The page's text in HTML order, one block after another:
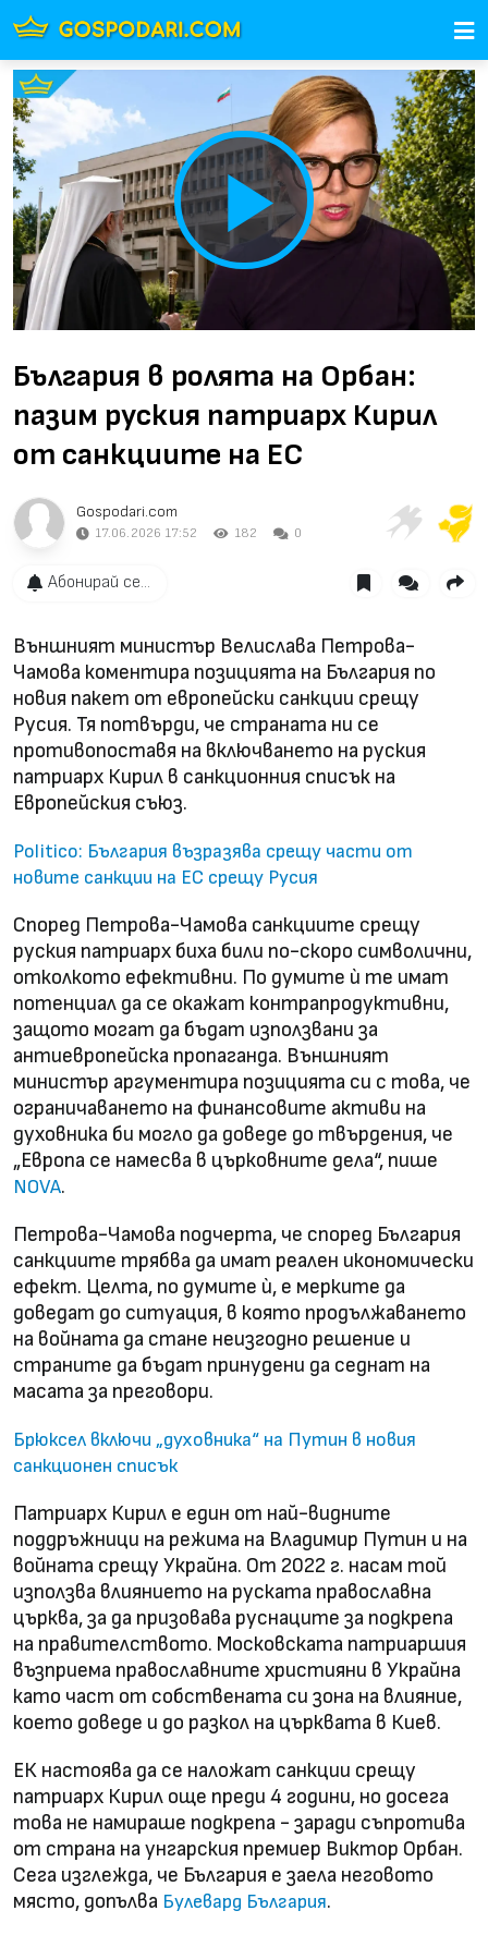
Play
Video
България в ролята на Орбан:
пазим руския патриарх Кирил
от санкциите на ЕС
Gospodari.com
17.06.2026 17:52 182 0
Абонирай се...
Външният министър Велислава Петрова-
Чамова коментира позицията на България по
новия пакет от европейски санкции срещу
Русия. Тя потвърди, че страната ни се
противопоставя на включването на руския
патриарх Кирил в санкционния списък на
Европейския съюз.
Politico: България възразява срещу части от
новите санкции на ЕС срещу Русия
Според Петрова-Чамова санкциите срещу
руския патриарх биха били по-скоро символични,
отколкото ефективни. По думите ѝ те имат
потенциал да се окажат контрапродуктивни,
защото могат да бъдат използвани за
антиевропейска пропаганда. Външният
министър аргументира позицията си с това, че
ограничаването на финансовите активи на
духовника би могло да доведе до твърдения, че
„Европа се намесва в църковните дела“, пише
NOVA.
Петрова-Чамова подчерта, че според България
санкциите трябва да имат реален икономически
ефект. Целта, по думите ѝ, е мерките да
доведат до ситуация, в която продължаването
на войната да стане неизгодно решение и
страните да бъдат принудени да седнат на
масата за преговори.
Брюксел включи „духовника“ на Путин в новия
санкционен списък
Патриарх Кирил е един от най-видните
поддръжници на режима на Владимир Путин и на
войната срещу Украйна. От 2022 г. насам той
използва влиянието на руската православна
църква, за да призовава руснаците за подкрепа
на правителството. Московската патриаршия
възприема православните християни в Украйна
като част от собствената си зона на влияние,
което доведе и до разкол на църквата в Киев.
ЕК настоява да се наложат санкции срещу
патриарх Кирил още преди 4 години, но досега
това не намираше подкрепа - заради съпротива
от страна на унгарския премиер Виктор Орбан.
Сега изглежда, че България е заела неговото
място, допълва Булевард България.